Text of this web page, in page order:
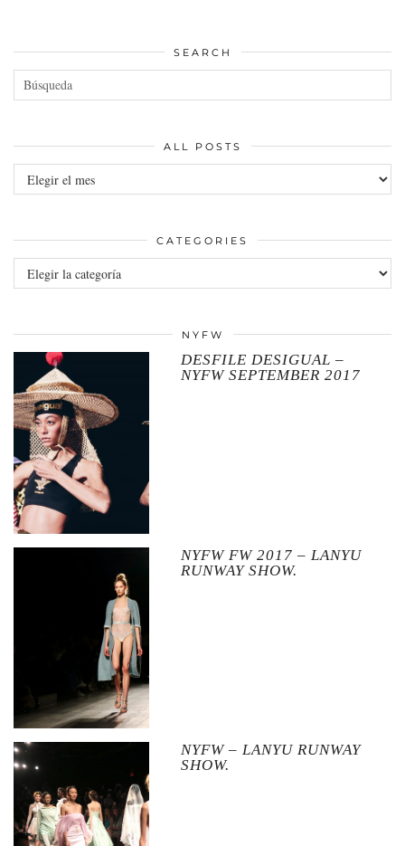
SEARCH
ALL POSTS
All
posts
CATEGORIES
Categories
NYFW
DESFILE DESIGUAL –
NYFW SEPTEMBER 2017
NYFW FW 2017 – LANYU
RUNWAY SHOW.
NYFW – LANYU RUNWAY
SHOW.